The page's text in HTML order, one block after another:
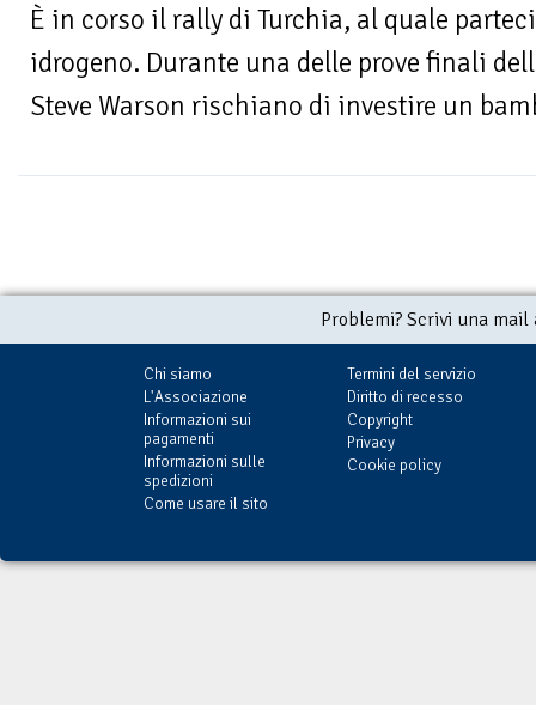
È in corso il rally di Turchia, al quale
idrogeno. Durante una delle prove finali
Steve Warson rischiano di investire un
Problemi? Scrivi una
Chi siamo
L'Associazione
Informazioni sui
pagamenti
Informazioni sulle
spedizioni
Come usare il sito
Termini del servizio
Diritto di recesso
Copyright
Privacy
Cookie policy